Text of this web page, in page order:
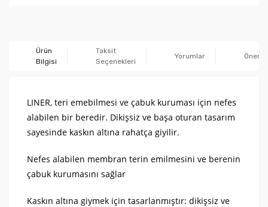
Ürün
Bilgisi
Taksit
Seçenekleri
Yorumlar
LINER, teri emebilmesi ve çabuk kuruması için nefes
alabilen bir beredir. Dikişsiz ve başa oturan tasarım
sayesinde kaskın altına rahatça giyilir.
Nefes alabilen membran terin emilmesini ve berenin
çabuk kurumasını sağlar
Kaskın altına giymek için tasarlanmıştır: dikişsiz ve